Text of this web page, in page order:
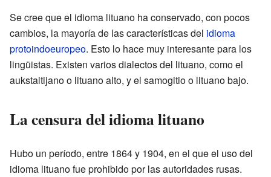
Se cree que el idioma lituano ha conservado, con pocos
cambios, la mayoría de las características del idioma
protoindoeuropeo. Esto lo hace muy interesante para los
lingüistas. Existen varios dialectos del lituano, como el
aukstaitijano o lituano alto, y el samogitio o lituano bajo.
La censura del idioma lituano
Hubo un período, entre 1864 y 1904, en el que el uso del
idioma lituano fue prohibido por las autoridades rusas.